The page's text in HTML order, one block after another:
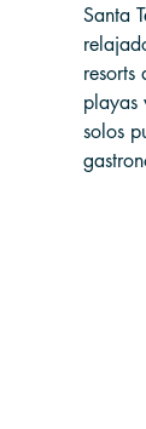
Santa
playas
solos